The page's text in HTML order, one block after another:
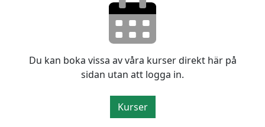
Du kan boka vissa av våra kurser direkt här på
sidan utan att logga in.
Kurser